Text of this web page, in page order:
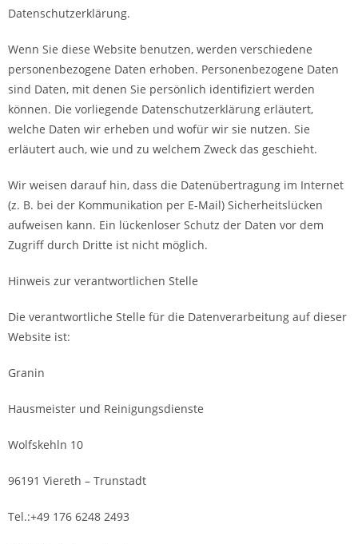
Datenschutzerklärung.
Wenn Sie diese Website benutzen, werden verschiedene
personenbezogene Daten erhoben. Personenbezogene Daten
sind Daten, mit denen Sie persönlich identifiziert werden
können. Die vorliegende Datenschutzerklärung erläutert,
welche Daten wir erheben und wofür wir sie nutzen. Sie
erläutert auch, wie und zu welchem Zweck das geschieht.
Wir weisen darauf hin, dass die Datenübertragung im Internet
(z. B. bei der Kommunikation per E-Mail) Sicherheitslücken
aufweisen kann. Ein lückenloser Schutz der Daten vor dem
Zugriff durch Dritte ist nicht möglich.
Hinweis zur verantwortlichen Stelle
Die verantwortliche Stelle für die Datenverarbeitung auf dieser
Website ist:
Granin
Hausmeister und Reinigungsdienste
Wolfskehln 10
96191 Viereth – Trunstadt
Tel.:+49 176 6248 2493